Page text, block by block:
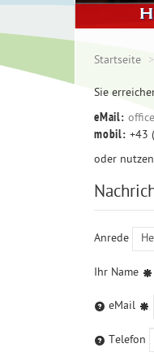
Startseite >
Sie
eMail:
mobil: +43
oder
Anrede
Ihr Name
eMail
Telefon